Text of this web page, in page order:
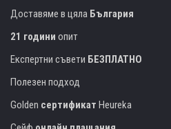
Доставяме в цяла България
21 години опит
Експертни съвети БЕЗПЛАТНО
Полезен подход
Golden сертификат Heureka